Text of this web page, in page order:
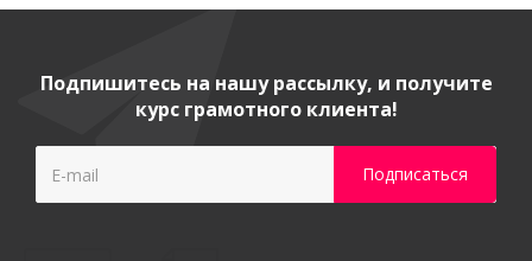
Подпишитесь на нашу рассылку, и получите
курс грамотного клиента!